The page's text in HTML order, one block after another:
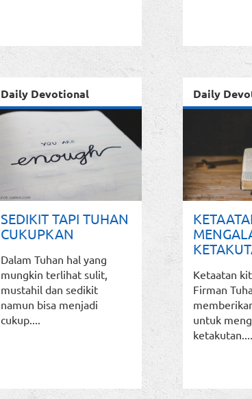
Daily Devotional
SEDIKIT TAPI TUHAN
CUKUPKAN
Dalam Tuhan hal yang
mungkin terlihat sulit,
mustahil dan sedikit
namun bisa menjadi
cukup....
Daily
Ketaatan
Firman
untuk
ketakutan....